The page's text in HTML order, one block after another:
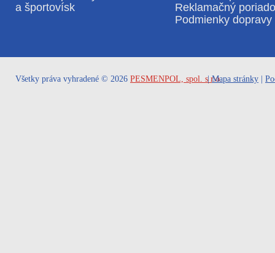
a športovísk
Reklamačný
Podmienky dopravy
Všetky práva vyhradené © 2026 PESMENPOL, spol. s r.o.
|Mapa stránky